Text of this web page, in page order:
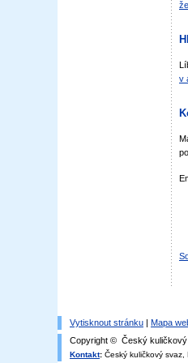
v
Vytisknout stránku | Mapa
Copyright © Český kuličkový
Kontakt: Český kuličkový